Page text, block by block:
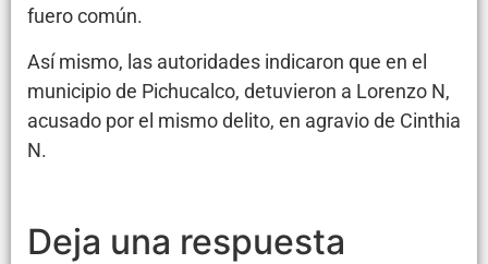
fuero común.
Así mismo, las autoridades indicaron que en el
municipio de Pichucalco, detuvieron a Lorenzo N,
acusado por el mismo delito, en agravio de Cinthia
N.
Deja una respuesta